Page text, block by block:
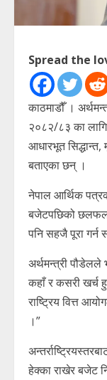
Spread the
काठमाडौँ ।
२०८२/८३ का
आधारभूत सिद्धान्त,
बताएका छन् ।
नेपाल आर्थिक
बजेटपछिको
पनि सहजै पूरा गर्न
अर्थमन्त्री पौडेलले
कहाँ र कसरी खर्च
राष्ट्रिय वित्त
।”
हेक्का राखेर बजेट